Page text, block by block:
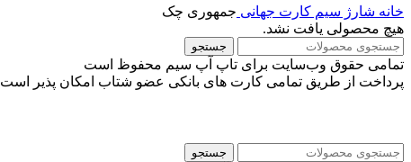
خانه شارژ سیم کارت جهانی جمهوری چک
هیچ محصولی یافت نشد.
جستجو
تمامی حقوق وب‌سایت برای تاپ آپ سیم محفوظ است
پرداخت از طریق تمامی کارت های بانکی عضو شتاب امکان پذیر است
جستجو